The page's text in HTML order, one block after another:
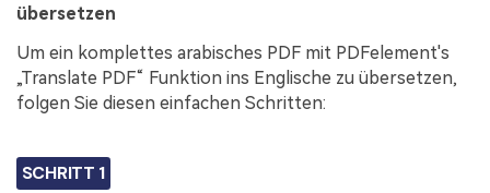
übersetzen
Um ein komplettes arabisches PDF mit PDFelement's
„Translate PDF“ Funktion ins Englische zu übersetzen,
folgen Sie diesen einfachen Schritten:
SCHRITT 1